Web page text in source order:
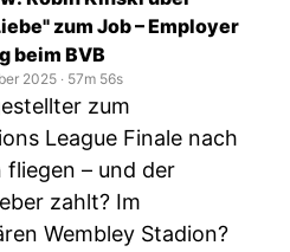
zum Job – Employer
beim BVB
2025 ‧ 57m 56s
zum
League Finale nach
fliegen – und der
zahlt? Im
Wembley Stadion?